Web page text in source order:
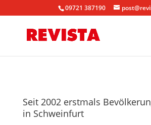
09721 387190
Seit 2002 erstmals
in Schweinfurt